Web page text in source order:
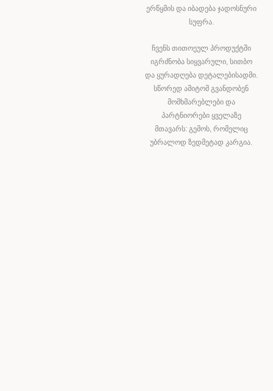
ერწყმის და იბადება ჯადოსნური
სუფრა.
ჩვენს თითოეულ პროდუქტში
იგრძნობა სიყვარული, სითბო
და ყურადღება დეტალებისადმი.
სწორედ ამიტომ გვანდობენ
მომხმარებლები და
პარტნიორები ყველაზე
მთავარს: გემოს, რომელიც
უბრალოდ ზედმეტად კარგია.